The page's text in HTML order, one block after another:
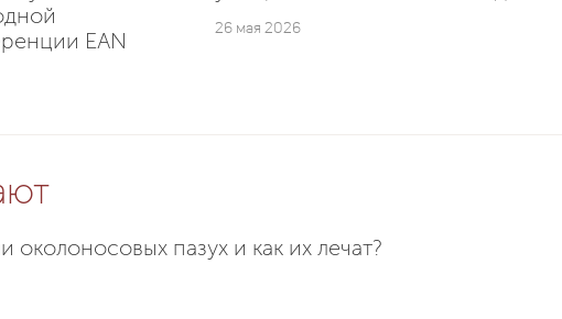
EAN
26 мая 2026
околоносовых пазух и как их лечат?